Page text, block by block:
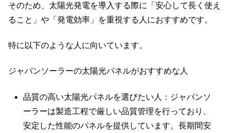
そのため、太陽光発電を導入する際に「安心して長く使え
ること」や「発電効率」を重視する人におすすめです。
特に以下のような人に向いています。
ジャパンソーラーの太陽光パネルがおすすめな人
品質の高い太陽光パネルを選びたい人：ジャパンソ
ーラーは製造工程で厳しい品質管理を行っており、
安定した性能のパネルを提供しています。長期間安